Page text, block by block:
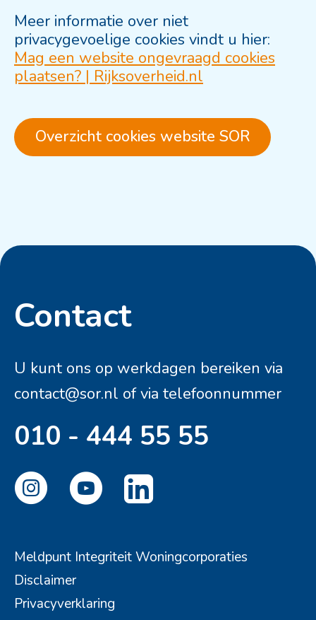
Meer informatie over niet
privacygevoelige cookies vindt u hier:
Mag een website ongevraagd cookies
plaatsen? | Rijksoverheid.nl
Overzicht cookies website SOR
Contactinformatie
Contact
U kunt ons op werkdagen bereiken via
contact@sor.nl of via telefoonnummer
010 - 444 55 55
Meldpunt Integriteit Woningcorporaties
Disclaimer
Privacyverklaring